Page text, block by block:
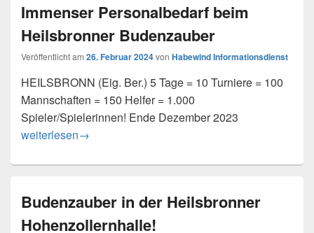
Immenser Personalbedarf beim
Heilsbronner Budenzauber
Veröffentlicht am 26. Februar 2024von Habewind Informationsdienst
HEILSBRONN (Eig. Ber.) 5 Tage = 10 Turniere = 100
Mannschaften = 150 Helfer = 1.000
Spieler/Spielerinnen! Ende Dezember 2023
Immenser Personalbedarf beim Heilsbronner Budenzauber
weiterlesen→
Budenzauber in der Heilsbronner
Hohenzollernhalle!